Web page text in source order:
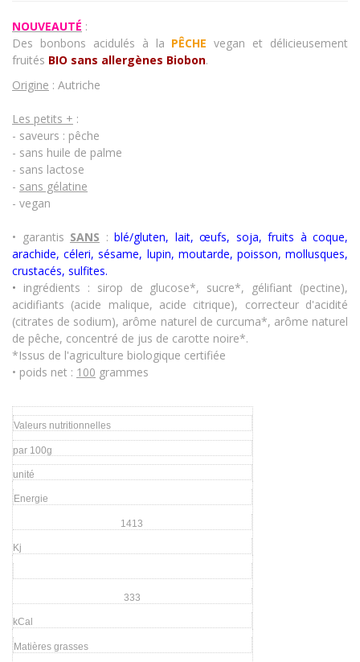
NOUVEAUTÉ :
Des bonbons acidulés à la PÊCHE vegan et délicieusement
fruités BIO sans allergènes Biobon.
Origine : Autriche
Les petits + :
- saveurs : pêche
- sans huile de palme
- sans lactose
- sans gélatine
- vegan
• garantis SANS : blé/gluten, lait, œufs, soja, fruits à coque,
arachide, céleri, sésame, lupin, moutarde, poisson, mollusques,
crustacés, sulfites.
• ingrédients : sirop de glucose*, sucre*, gélifiant (pectine),
acidifiants (acide malique, acide citrique), correcteur d'acidité
(citrates de sodium), arôme naturel de curcuma*, arôme naturel
de pêche, concentré de jus de carotte noire*.
*Issus de l'agriculture biologique certifiée
• poids net : 100 grammes
Valeurs nutritionnelles
par 100g
unité
Energie
1413
Kj
333
kCal
Matières grasses